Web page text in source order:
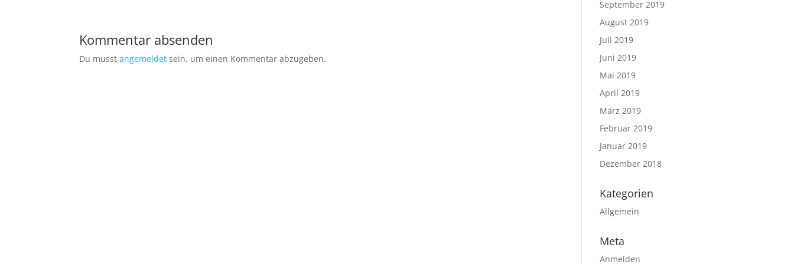
Kommentar absenden
Du musstangemeldet sein, um einen Kommentar abzugeben.
September 2019
August 2019
Juli 2019
Juni 2019
Mai 2019
April 2019
März 2019
Februar 2019
Januar 2019
Dezember 2018
Kategorien
Allgemein
Meta
Anmelden